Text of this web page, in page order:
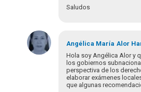
Saludos
En
respuesta
a
¡Bienvenidos
bienvenidas
Angélica María Alor
Hola soy Angélica Alor y
los gobiernos
perspectiva de los
elaborar exámenes
que algunas